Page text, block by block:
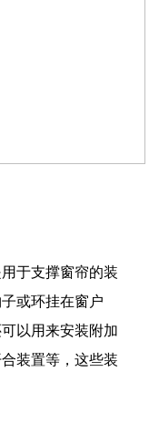
于支撑窗帘的装
或环挂在窗户
以用来安装附加
装置等，这些装